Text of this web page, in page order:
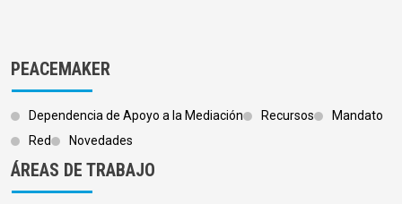
PEACEMAKER
Dependencia de Apoyo a la Mediación Recursos
Mandato
Red
Novedades
ÁREAS DE TRABAJO